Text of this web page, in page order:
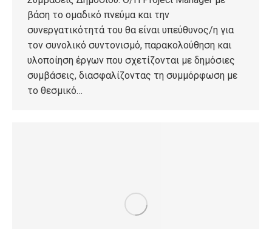
βάση το ομαδικό πνεύμα και την
συνεργατικότητά του θα είναι υπεύθυνος/η για
τον συνολικό συντονισμό, παρακολούθηση και
υλοποίηση έργων που σχετίζονται με δημόσιες
συμβάσεις, διασφαλίζοντας τη συμμόρφωση με
το θεσμικό…